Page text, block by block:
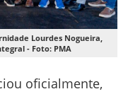
Lourdes Nogueira,
- Foto: PMA
oficialmente,